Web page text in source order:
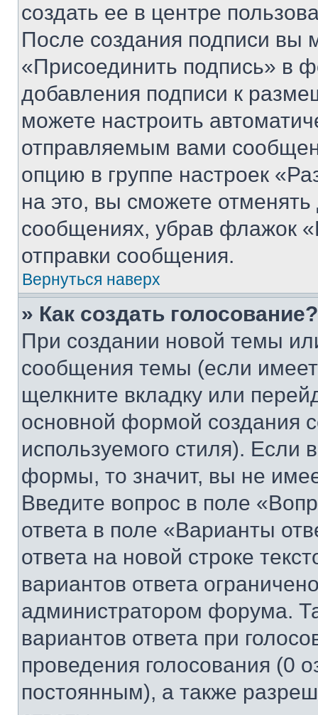
создать ее в центре
После создания подписи вы
«Присоединить подпись» в
добавления подписи к
можете настроить
отправляемым вами
опцию в группе настроек
на это, вы сможете
сообщениях, убрав флажок
отправки сообщения.
Вернуться наверх
» Как создать голосование?
При создании новой темы
сообщения темы (если
щелкните вкладку или
основной формой создания
используемого стиля). Если
формы, то значит, вы не
Введите вопрос в поле
ответа в поле «Варианты
ответа на новой строке
вариантов ответа
администратором форума.
вариантов ответа при
проведения голосования (0
постоянным), а также